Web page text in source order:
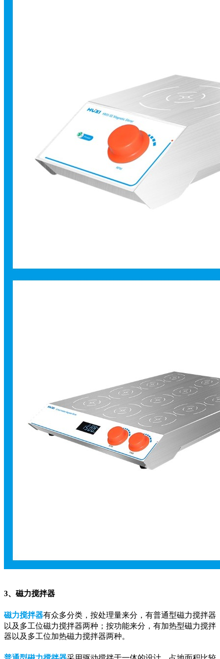
3、磁力搅拌器
磁力搅拌器有众多分类，按处理量来分，有普通型磁力搅拌器
以及多工位磁力搅拌器两种；按功能来分，有加热型磁力搅拌
器以及多工位加热磁力搅拌器两种。